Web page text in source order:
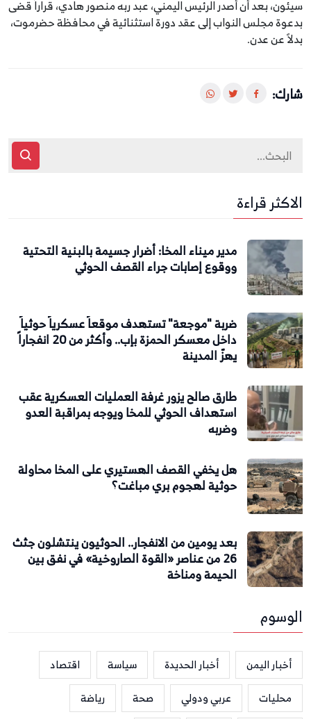
سيئون، بعد أن أصدر الرئيس اليمني، عبد ربه منصور هادي، قراراً قضى
بدعوة مجلس النواب إلى عقد دورة استثنائية في محافظة حضرموت،
بدلاً عن عدن.
شارك:
الاكثر قراءة
مدير ميناء المخا: أضرار جسيمة بالبنية التحتية
ووقوع إصابات جراء القصف الحوثي
ضربة "موجعة" تستهدف موقعاً عسكرياً حوثياً
داخل معسكر الحمزة بإب.. وأكثر من 20 انفجاراً
يهزّ المدينة
طارق صالح يزور غرفة العمليات العسكرية عقب
استهداف الحوثي للمخا ويوجه بمراقبة العدو
وضربه
هل يخفي القصف الهستيري على المخا محاولة
حوثية لهجوم بري مباغت؟
بعد يومين من الانفجار.. الحوثيون ينتشلون جثث
26 من عناصر «القوة الصاروخية» في نفق بين
الحيمة ومناخة
الوسوم
أخبار اليمن أخبار الحديدة سياسة
اقتصاد
محليات
عربي ودولي صحة
رياضة